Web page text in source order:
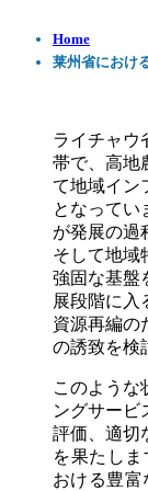
Home
莱州省におけ
ライチャウ
帯で、高地
て地域イン
となってい
が発展の過
そして地域
強固な基盤
展段階に入
資源再編の
の誘致を検
このような
ングサービ
評価、適切
を果たし
おける豊富